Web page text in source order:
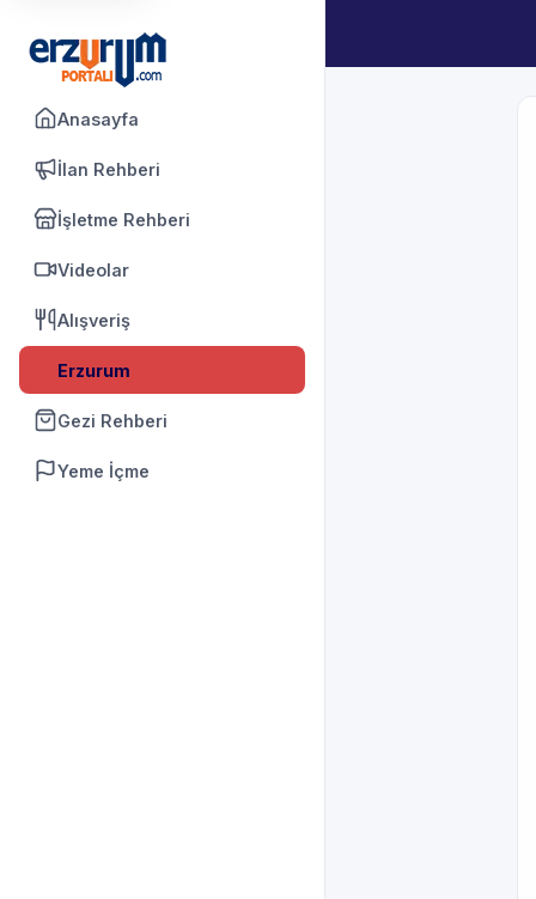
Anasayfa
İlan Rehberi
İşletme Rehberi
Videolar
Alışveriş
Erzurum
Gezi Rehberi
Yeme İçme